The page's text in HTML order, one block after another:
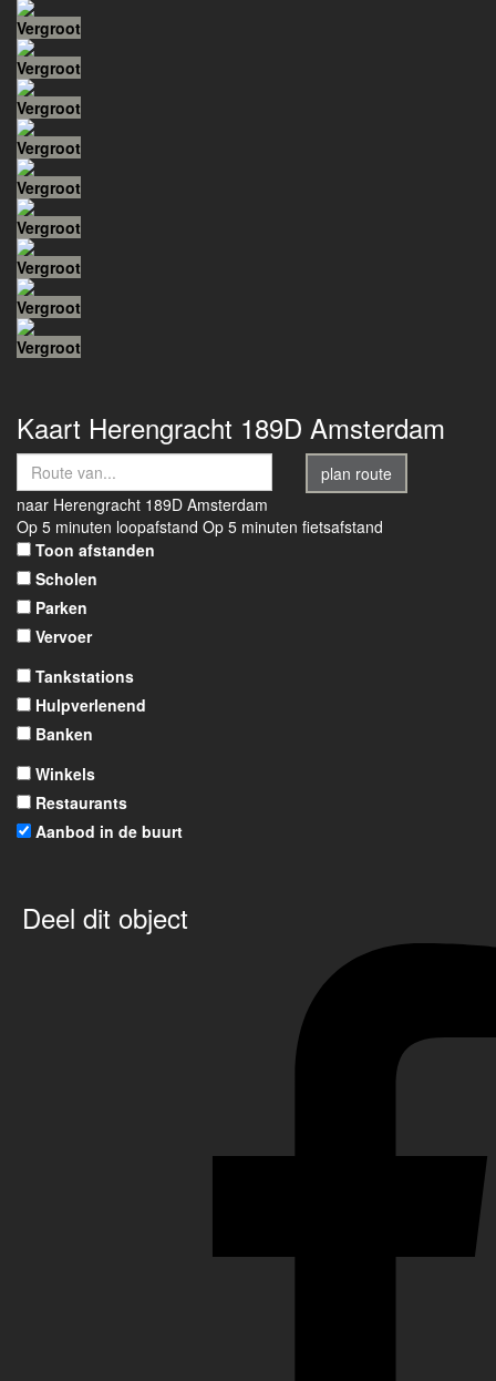
Vergroot
Vergroot
Vergroot
Vergroot
Vergroot
Vergroot
Vergroot
Vergroot
Vergroot
Kaart Herengracht 189D Amsterdam
plan route
naar Herengracht 189D Amsterdam
Op 5 minuten loopafstand Op 5 minuten fietsafstand
Toon afstanden
Scholen
Parken
Vervoer
Tankstations
Hulpverlenend
Banken
Winkels
Restaurants
Aanbod in de buurt
Deel dit object